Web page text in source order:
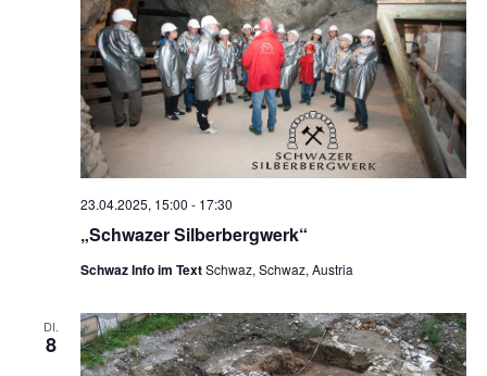
„Schwazer Silberbergwerk“
23.04.2025, 15:00 - 17:30
Schwaz Info im TextSchwaz, Schwaz, Austria
DI.
8